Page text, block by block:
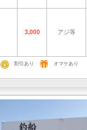
3,000 アジ等
割引あり オマケあり